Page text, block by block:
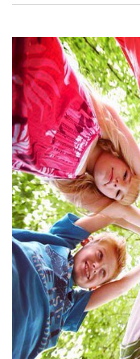
Публікації
Про нас
Бюджет
Тендери
Довідник
Контакти
Рекламні прайси